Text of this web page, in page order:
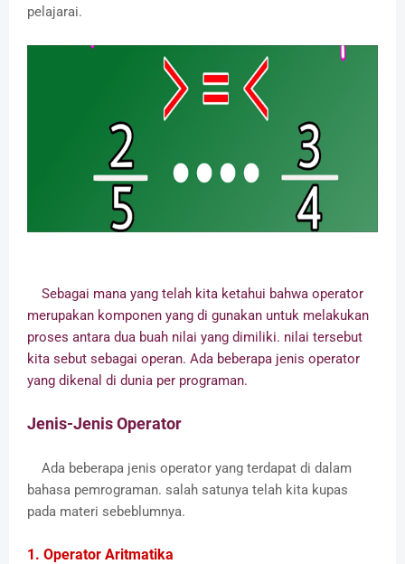
pelajarai.
Sebagai mana yang telah kita ketahui bahwa operator
merupakan komponen yang di gunakan untuk melakukan
proses antara dua buah nilai yang dimiliki. nilai tersebut
kita sebut sebagai operan. Ada beberapa jenis operator
yang dikenal di dunia per programan.
Jenis-Jenis Operator
Ada beberapa jenis operator yang terdapat di dalam
bahasa pemrograman. salah satunya telah kita kupas
pada materi sebeblumnya.
1. Operator Aritmatika